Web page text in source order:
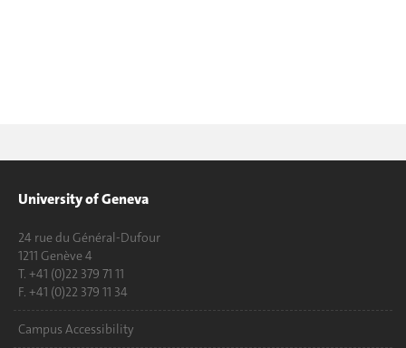
University of Geneva
24 rue du Général-Dufour
1211 Genève 4
T. +41 (0)22 379 71 11
F. +41 (0)22 379 11 34
Campus Accessibility